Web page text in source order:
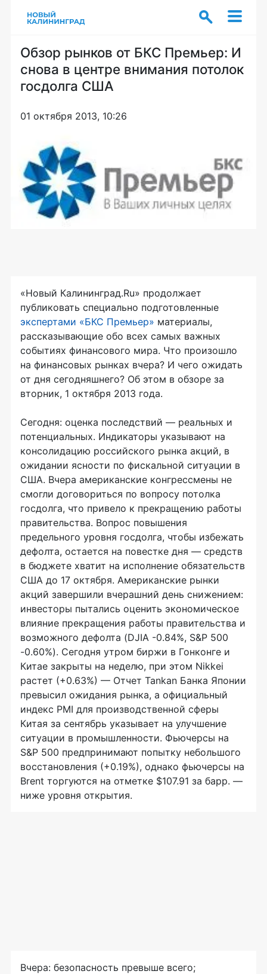
Обзор рынков от БКС Премьер: И
снова в центре внимания потолок
госдолга США
01 октября 2013, 10:26
«Новый Калининград.Ru» продолжает
публиковать специально подготовленные
экспертами «БКС Премьер» материалы,
рассказывающие обо всех самых важных
событиях финансового мира. Что произошло
на финансовых рынках вчера? И чего ожидать
от дня сегодняшнего? Об этом в обзоре за
вторник, 1 октября 2013 года.
Сегодня: оценка последствий — реальных и
потенциальных. Индикаторы указывают на
консолидацию российского рынка акций, в
ожидании ясности по фискальной ситуации в
США. Вчера американские конгрессмены не
смогли договориться по вопросу потолка
госдолга, что привело к прекращению работы
правительства. Вопрос повышения
предельного уровня госдолга, чтобы избежать
дефолта, остается на повестке дня — средств
в бюджете хватит на исполнение обязательств
США до 17 октября. Американские рынки
акций завершили вчерашний день снижением:
инвесторы пытались оценить экономическое
влияние прекращения работы правительства и
возможного дефолта (DJIA -0.84%, S&P 500
-0.60%). Сегодня утром биржи в Гонконге и
Китае закрыты на неделю, при этом Nikkei
растет (+0.63%) — Отчет Tankan Банка Японии
превысил ожидания рынка, а официальный
индекс PMI для производственной сферы
Китая за сентябрь указывает на улучшение
ситуации в промышленности. Фьючерсы на
S&P 500 предпринимают попытку небольшого
восстановления (+0.19%), однако фьючерсы на
Brent торгуются на отметке $107.91 за барр. —
ниже уровня открытия.
Вчера: безопасность превыше всего;